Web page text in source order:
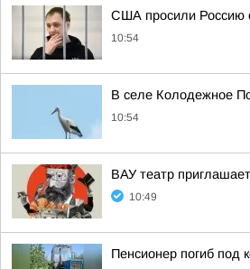
США просили Россию
10:54
В селе Колодежное
10:54
ВАУ театр
10:49
Пенсионер погиб под